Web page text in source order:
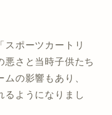
スポーツカートリ
悪さと当時子供たち
の影響もあり、
るようになりまし